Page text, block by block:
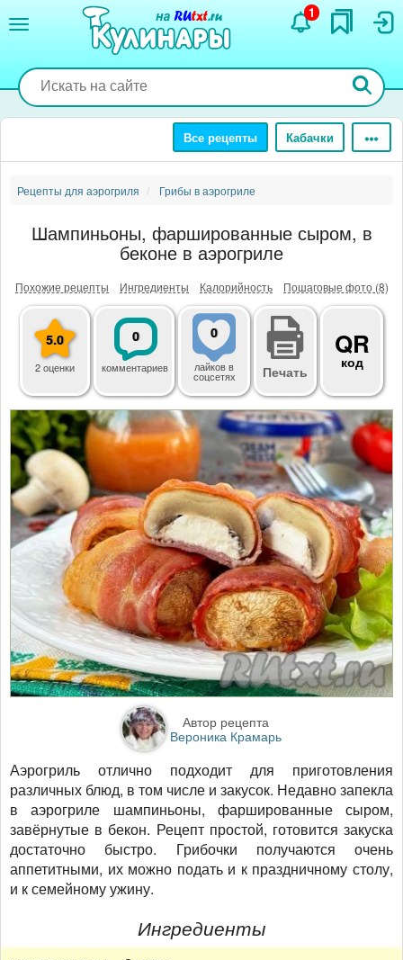
содержанию
1
Все рецепты Кабачки
Рецепты для аэрогриля Грибы в аэрогриле
Шампиньоны, фаршированные сыром, в
беконе в аэрогриле
Похожие рецепты Ингредиенты Калорийность Пошаговые фото (8)
5.0
2 оценки
0
комментариев
0
лайковв
соцсетях Печать
QR
код
Автор рецепта
Вероника Крамарь
Аэрогриль отлично подходит для приготовления
различных блюд, в том числе и закусок. Недавно запекла
в аэрогриле шампиньоны, фаршированные сыром,
завёрнутые в бекон. Рецепт простой, готовится закуска
достаточно быстро. Грибочки получаются очень
аппетитными, их можно подать и к праздничному столу,
и к семейному ужину.
Ингредиенты